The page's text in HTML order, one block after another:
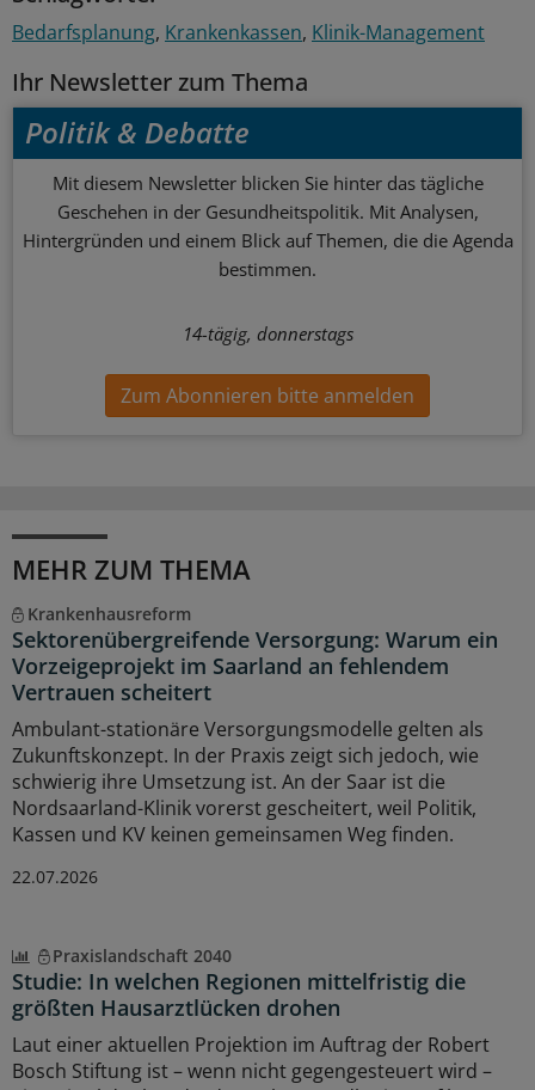
Bedarfsplanung Krankenkassen Klinik-Management
Ihr Newsletter zum Thema
Politik & Debatte
Mit diesem Newsletter blicken Sie hinter das tägliche
Geschehen in der Gesundheitspolitik. Mit Analysen,
Hintergründen und einem Blick auf Themen, die die Agenda
bestimmen.
14-tägig, donnerstags
Zum Abonnieren bitte anmelden
MEHR ZUM THEMA
Krankenhausreform
Sektorenübergreifende Versorgung: Warum ein
Vorzeigeprojekt im Saarland an fehlendem
Vertrauen scheitert
Ambulant-stationäre Versorgungsmodelle gelten als
Zukunftskonzept. In der Praxis zeigt sich jedoch, wie
schwierig ihre Umsetzung ist. An der Saar ist die
Nordsaarland-Klinik vorerst gescheitert, weil Politik,
Kassen und KV keinen gemeinsamen Weg finden.
22.07.2026
Praxislandschaft 2040
Studie: In welchen Regionen mittelfristig die
größten Hausarztlücken drohen
Laut einer aktuellen Projektion im Auftrag der Robert
Bosch Stiftung ist – wenn nicht gegengesteuert wird –